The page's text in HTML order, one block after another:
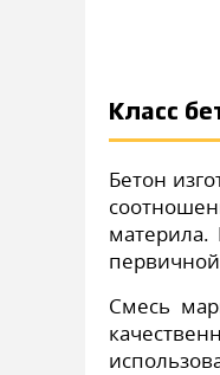
Класс
Бетон
материла.
Смесь